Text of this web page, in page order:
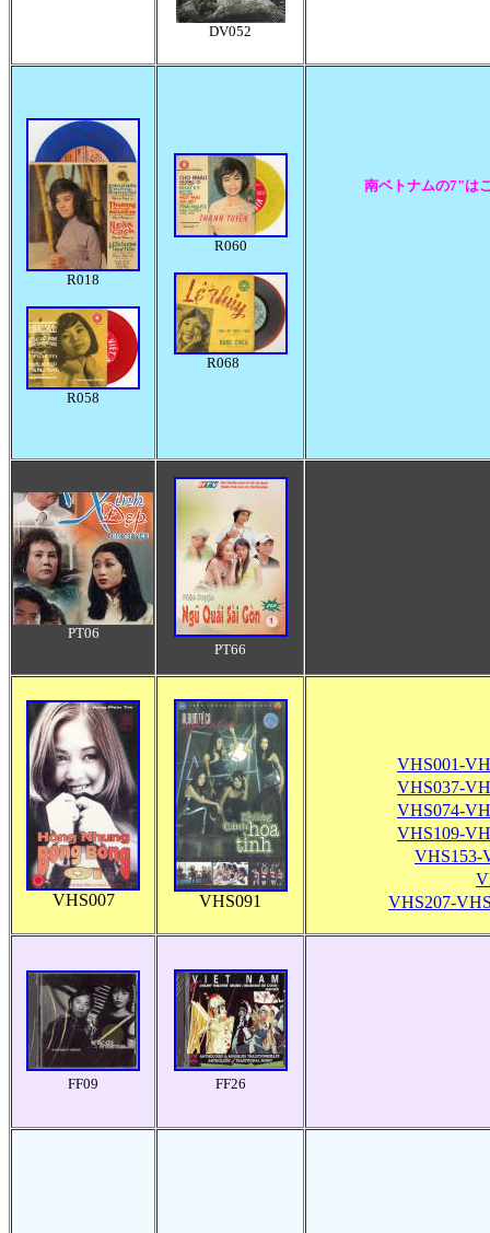
DV052
R018
R058
R060
R068
南ベトナムの7"は
PT06
PT66
VHS007 VHS091
VHS001-
VHS037-
VHS074-
VHS109-
VHS153-
VHS207-
FF09 FF26